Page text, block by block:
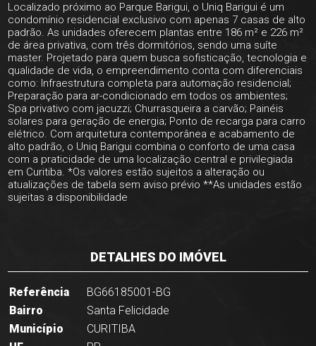
Localizado próximo ao Parque Barigui, o Uniq Barigui é um
condomínio residencial exclusivo com apenas 7 casas de alto
padrão. As unidades oferecem plantas entre 186 m² e 226 m²
de área privativa, com três dormitórios, sendo uma suíte
master. Projetado para quem busca sofisticação, tecnologia e
qualidade de vida, o empreendimento conta com diferenciais
como: Infraestrutura completa para automação residencial;
Preparação para ar-condicionado em todos os ambientes;
Spa privativo com jacuzzi; Churrasqueira a carvão; Painéis
solares para geração de energia; Ponto de recarga para carro
elétrico. Com arquitetura contemporânea e acabamento de
alto padrão, o Uniq Barigui combina o conforto de uma casa
com a praticidade de uma localização central e privilegiada
em Curitiba. *Os valores estão sujeitos a alteração ou
atualizações de tabela sem aviso prévio **As unidades estão
sujeitas a disponibilidade
DETALHES DO IMÓVEL
Referência
BG66185001-BG
Bairro
Santa Felicidade
Município
CURITIBA